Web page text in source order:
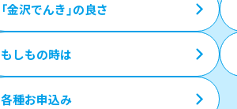
「金沢でんき」の良さ
もしもの時は
各種お申込み